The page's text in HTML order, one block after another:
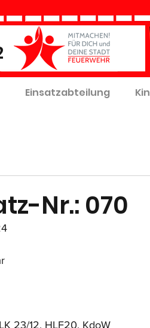
Einsatzabteilung
Nr.: 070
23/12, HLF20, KdoW